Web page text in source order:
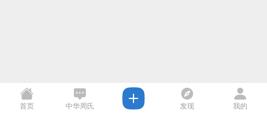
首页 中华周氏 发现 我的